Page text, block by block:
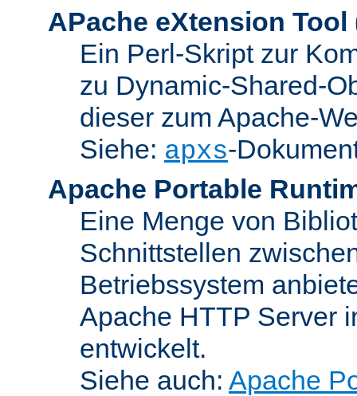
APache eXtension Tool
Ein Perl-Skript zur
zu Dynamic-Shared-
dieser zum Apache-
Siehe: apxs-
Apache Portable
Eine Menge von
Schnittstellen
Betriebssystem
Apache HTTP Server
entwickelt.
Siehe auch: Apache